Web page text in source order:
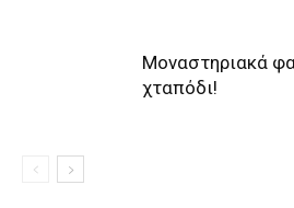
Μοναστηριακά
χταπόδι!